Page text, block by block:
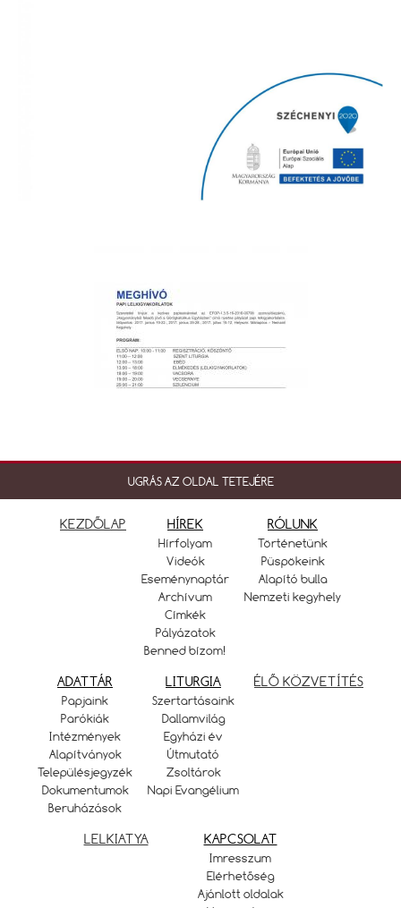
UGRÁS AZ OLDAL TETEJÉRE
KEZDŐLAP HÍREK
Hírfolyam
Videók
Eseménynaptár
Archívum
Címkék
Pályázatok
Benned bízom!
RÓLUNK
Történetünk
Püspökeink
Alapító bulla
Nemzeti kegyhely
ADATTÁR
Papjaink
Parókiák
Intézmények
Alapítványok
Településjegyzék
Dokumentumok
Beruházások
LITURGIA
Szertartásaink
Dallamvilág
Egyházi év
Útmutató
Zsoltárok
Napi Evangélium
ÉLŐ KÖZVETÍTÉS
LELKIATYA KAPCSOLAT
Imresszum
Elérhetőség
Ajánlott oldalak